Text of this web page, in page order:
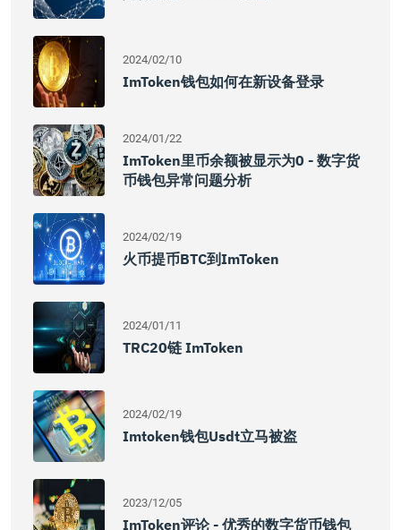
2024/02/10
ImToken钱包如何在新设备登录
2024/01/22
ImToken里币余额被显示为0 - 数字货
币钱包异常问题分析
2024/02/19
火币提币BTC到imToken
2024/01/11
TRC20链 ImToken
2024/02/19
Imtoken钱包usdt立马被盗
2023/12/05
ImToken评论 - 优秀的数字货币钱包